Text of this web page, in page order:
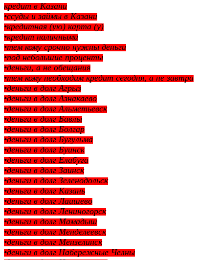
кредит в Казани
•ссуды и займы в Казани
•кредитная (ую) карта (у)
•кредит наличными
•тем кому срочно нужны деньги
•под небольшие проценты
•деньги, а не обещания
•тем кому необходим кредит сегодня, а не завтра
•деньги в долг Агрыз
•деньги в долг Азнакаево
•деньги в долг Альметьевск
•деньги в долг Бавлы
•деньги в долг Болгар
•деньги в долг Бугульма
•деньги в долг Буинск
•деньги в долг Елабуга
•деньги в долг Заинск
•деньги в долг Зеленодольск
•деньги в долг Казань
•деньги в долг Лаишево
•деньги в долг Лениногорск
•деньги в долг Мамадыш
•деньги в долг Менделеевск
•деньги в долг Мензелинск
•деньги в долг Набережные Челны